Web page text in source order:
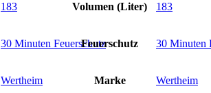
183
30 Minuten Feuerschutz
Wertheim
Volumen (Liter) 183
Feuerschutz 30 Minuten
Marke Wertheim